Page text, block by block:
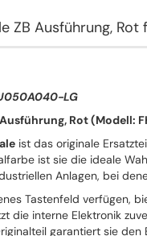
ZB Ausführung,
LG
Rot (Modell:
ist das originale
ist sie die ideale
Anlagen, bei
Tastenfeld verfügen,
die interne Elektronik
garantiert sie